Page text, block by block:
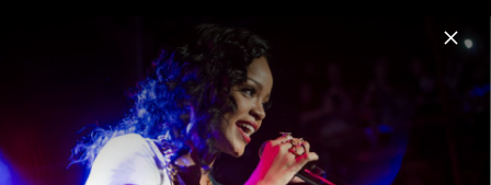
Menu
Rihanna
Home News Musik Videos Fotos Biografie